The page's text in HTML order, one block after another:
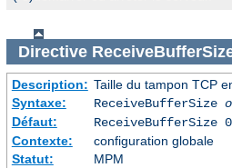
Directive
Description: Taille du tampon TCP
Syntaxe:
ReceiveBufferSize
Défaut:
ReceiveBufferSize 0
Contexte:
configuration globale
Statut:
MPM